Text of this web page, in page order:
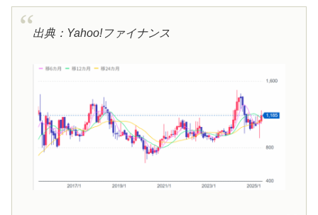
出典：Yahoo!ファイナンス